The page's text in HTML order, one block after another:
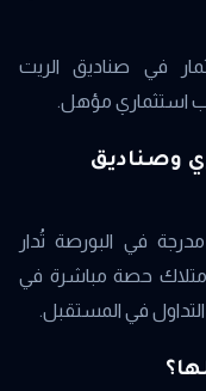
في صناديق الريت
استثماري مؤهل.
وصناديق
في البورصة تُدار
امتلاك حصة مباشرة في
في المستقبل.